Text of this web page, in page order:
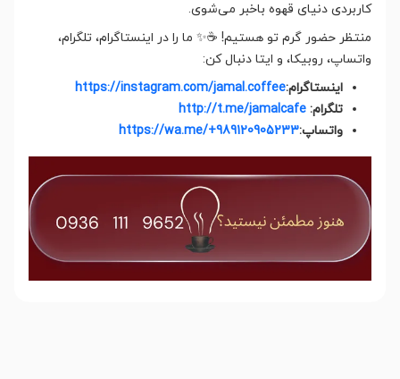
کاربردی دنیای قهوه باخبر می‌شوی.
منتظر حضور گرم تو هستیم! ☕✨ ما را در اینستاگرام، تلگرام،
واتساپ، روبیکا، و ایتا دنبال کن:
اینستاگرام:https://instagram.com/jamal.coffee
تلگرام: http://t.me/jamalcafe
واتساپ:https://wa.me/+989120905233